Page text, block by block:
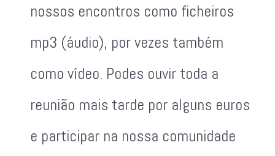
nossos encontros como ficheiros
mp3 (áudio), por vezes também
como vídeo. Podes ouvir toda a
reunião mais tarde por alguns euros
e participar na nossa comunidade